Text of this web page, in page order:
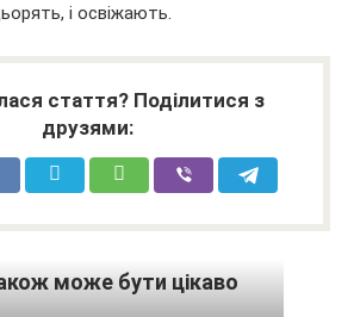
і освіжають.
стаття? Поділитися з
друзями:
може бути цікаво